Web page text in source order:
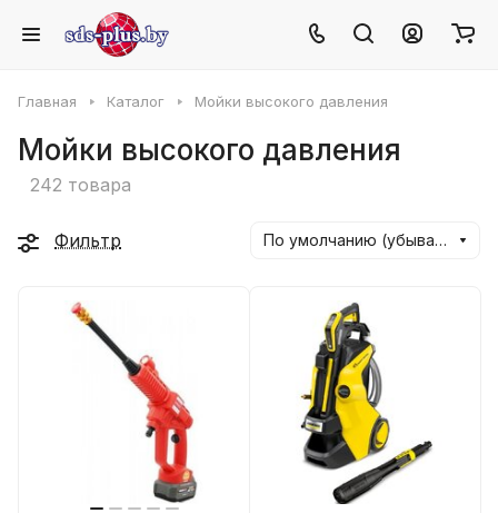
Главная Каталог Мойки высокого давления
Мойки высокого давления
242 товара
Фильтр По умолчанию (убывание)